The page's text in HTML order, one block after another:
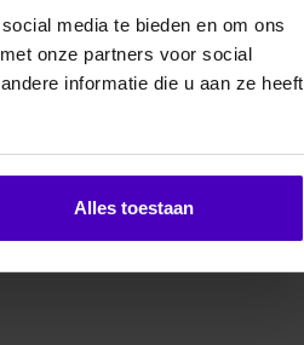
media te bieden en om ons
onze partners voor social
informatie die u aan ze heeft
Alles toestaan